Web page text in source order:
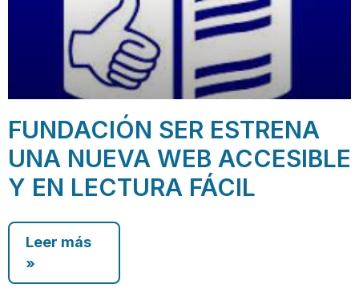
FUNDACIÓN SER ESTRENA
UNA NUEVA WEB ACCESIBLE
Y EN LECTURA FÁCIL
Leer más
»